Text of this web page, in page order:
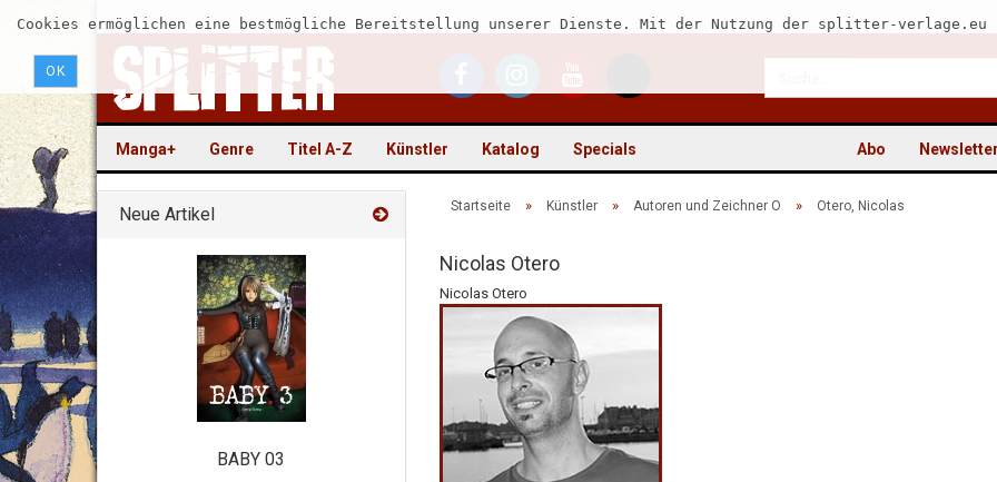
Cookies ermöglichen eine bestmögliche Bereitstellung unserer Dienste. Mit der Nutzung der splitter-
OK
Manga+ Genre Titel A-Z Künstler Katalog Specials Abo
Startseite » Künstler » Autoren und Zeichner O » Otero, Nicolas
Nicolas Otero
Nicolas Otero
Neue Artikel
BABY 03